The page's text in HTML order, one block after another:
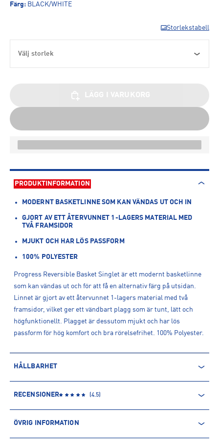
Färg: BLACK/WHITE
Storlekstabell
Välj storlek
PRODUKTINFORMATION
MODERNT BASKETLINNE SOM KAN VÄNDAS UT OCH IN
GJORT AV ETT ÅTERVUNNET 1-LAGERS MATERIAL MED
TVÅ FRAMSIDOR
MJUKT OCH HAR LÖS PASSFORM
100% POLYESTER
Progress Reversible Basket Singlet är ett modernt basketlinne
som kan vändas ut och för att få en alternativ färg på utsidan.
Linnet är gjort av ett återvunnet 1-lagers material med två
framsidor, vilket ger ett vändbart plagg som är tunt, lätt och
högfunktionellt. Plagget är dessutom mjukt och har lös
passform för hög komfort och bra rörelsefrihet. 100% Polyester.
HÅLLBARHET
återvunnen polyester kommer däremot främst från PET-flaskor.
Processen innebär minskade utsläpp av koldioxid och mindre
RECENSIONER (4.5)
ÖVRIG INFORMATION